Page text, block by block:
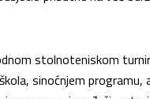
stolnoteniskom
sinoćnjem programu,